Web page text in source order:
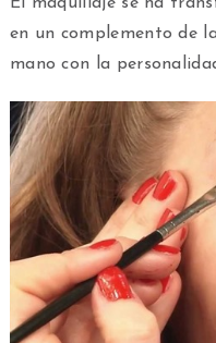
en un complemento de
mano con la